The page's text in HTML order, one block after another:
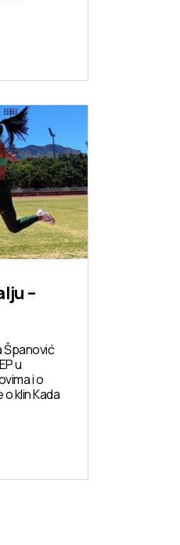
–
Španović
u
i o
klin Kada